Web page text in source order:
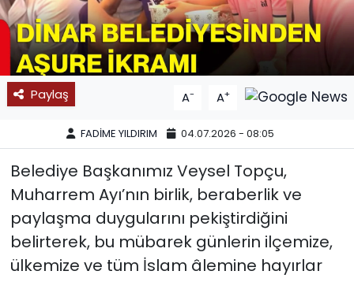
Paylaş A- A+
FADİME YILDIRIM 04.07.2026 - 08:05
Belediye Başkanımız Veysel Topçu,
Muharrem Ayı’nın birlik, beraberlik ve
paylaşma duygularını pekiştirdiğini
belirterek, bu mübarek günlerin ilçemize,
ülkemize ve tüm İslam âlemine hayırlar